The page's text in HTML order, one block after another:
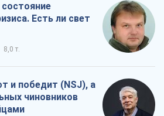
состояние
Есть ли свет
8,0 т.
и победит (NSJ), а
чиновников